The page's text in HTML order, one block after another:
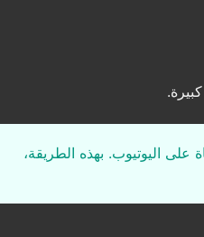
على اليوتيوب. بهذه الطريقة،